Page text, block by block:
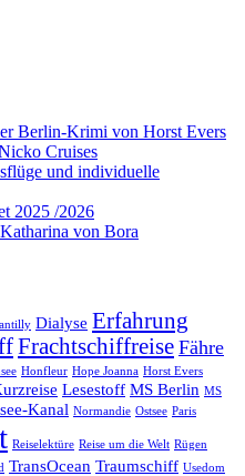
Berlin-Krimi von Horst Evers
Cruises
und individuelle
2025 /2026
von Bora
Dialyse Erfahrung
Frachtschiffreise Fähre
Honfleur Hope Joanna Horst Evers
Lesestoff MS Berlin MS
Kanal Normandie Ostsee Paris
Reiselektüre Reise um die Welt Rügen
TransOcean Traumschiff Usedom